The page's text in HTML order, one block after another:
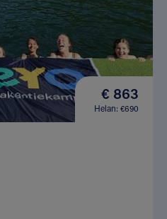
€ 863
Helan: €690